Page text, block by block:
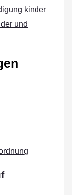
kinder
und